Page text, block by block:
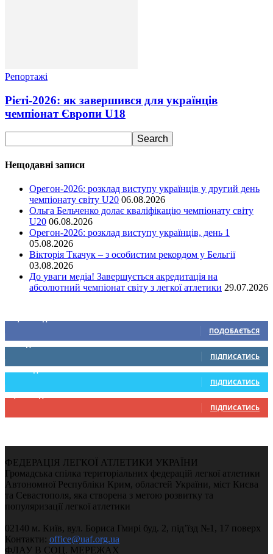
Репортажі
Рієті-2026: як завершився для українців
чемпіонат Європи U18
Нещодавні записи
Орегон-2026: розклад виступу українців у другий день
чемпіонату світу U20 06.08.2026
Ольга Бельченко долає кваліфікацію чемпіонату світу
U20 06.08.2026
Орегон-2026: розклад виступу українців, день 1
05.08.2026
Вікторія Ткачук – з особистим рекордом у Бельгії
03.08.2026
До уваги медіа! Завершується акредитація на
абсолютний чемпіонат світу з легкої атлетики 29.07.2026
ПОДОБАЄТЬСЯ
0 Підписників
ПІДПИСАТИСЬ
234 Підписників
ПІДПИСАТИСЬ
9,370 Підписників
ПІДПИСАТИСЬ
ФЕДЕРАЦІЯ ЛЕГКОЇ АТЛЕТИКИ УКРАЇНИ
Громадська спілка територіальних федерацій легкої атлетики
Автономної Республіки Крим, областей України, міст Києва
та Севастополя, яка створена з метою розвитку та
популяризації легкої атлетики
02140 м. Київ, вул. Бориса Гмирі буд. 2, під’їзд №1, 17 поверх
Контакти: office@uaf.org.ua
ФЛАУ В СОЦ. МЕРЕЖАХ